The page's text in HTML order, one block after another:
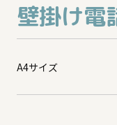
壁掛け
A4サイズ